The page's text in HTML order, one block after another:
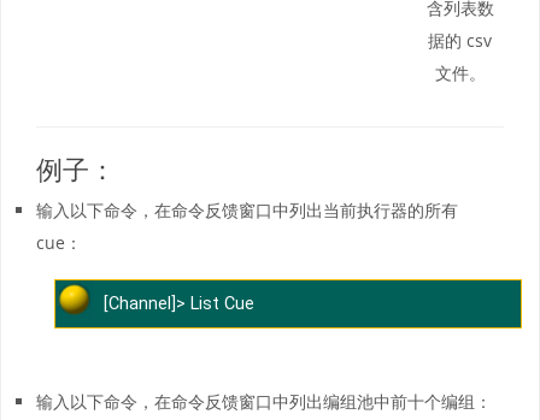
含列表数
据的 csv
文件。
例子：
输入以下命令，在命令反馈窗口中列出当前执行器的所有
cue：
[Channel]> List Cue
输入以下命令，在命令反馈窗口中列出编组池中前十个编组：